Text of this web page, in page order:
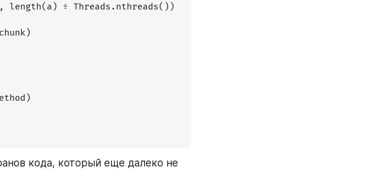
length(a) ÷ Threads.nthreads())
кода, который еще далеко не